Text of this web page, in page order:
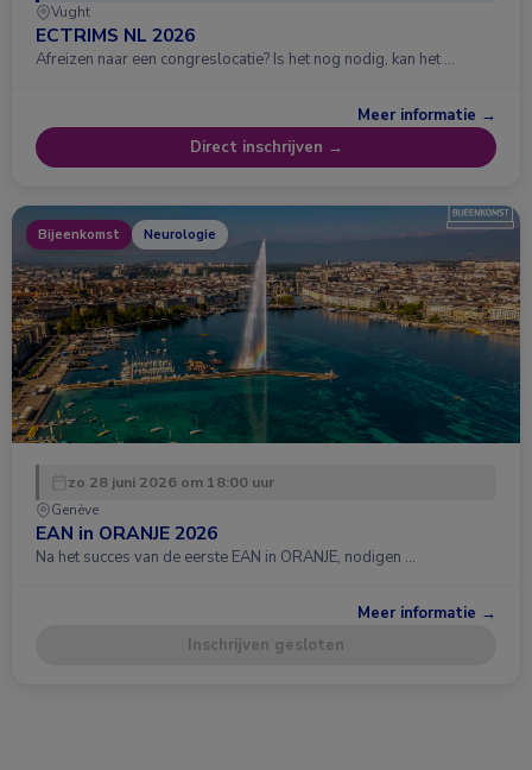
Vught
ECTRIMS NL 2026
Afreizen naar een congreslocatie? Is het nog nodig, kan het …
Meer informatie →
Direct inschrijven →
Bijeenkomst Neurologie
zo 28 juni 2026 om 18:00 uur
Genève
EAN in ORANJE 2026
Na het succes van de eerste EAN in ORANJE, nodigen …
Meer informatie →
Inschrijven gesloten